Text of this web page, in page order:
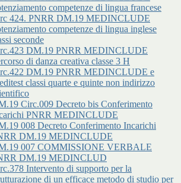
competenze di lingua francese
424. PNRR DM.19 MEDINCLUDE
competenze di lingua inglese
seconde
DM.19 PNRR MEDINCLUDE
di danza creativa classe 3 H
DM.19 PNRR MEDINCLUDE e
classi quarte e quinte non indirizzo
Circ.009 Decreto bis Conferimento
PNRR MEDINCLUDE
008 Decreto Conferimento Incarichi
DM.19 MEDINCLUDE
007 COMMISSIONE VERBALE
DM.19 MEDINCLUD
Intervento di supporto per la
di un efficace metodo di studio per